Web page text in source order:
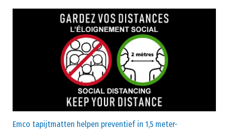
Emco tapijtmatten helpen preventief in 1,5 meter-